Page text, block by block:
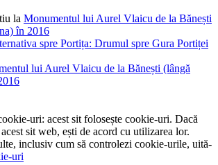
la Monumentul lui Aurel Vlaicu de la Bănești
în 2016
spre Portița: Drumul spre Gura Portiței
lui Aurel Vlaicu de la Bănești (lângă
uri: acest sit folosește cookie-uri. Dacă
sit web, ești de acord cu utilizarea lor.
inclusiv cum să controlezi cookie-urile, uită-
uri